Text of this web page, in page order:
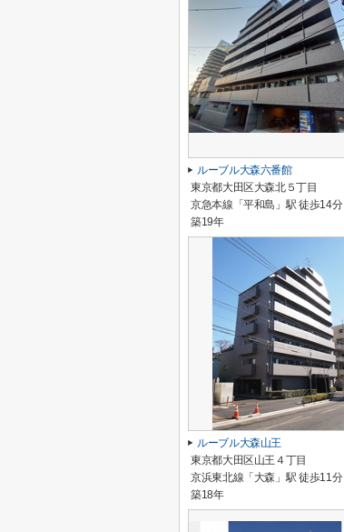
ルーブル大森六番館
東京都大田区大森北５丁目
京急本線「平和島」駅 徒歩14分
築19年
ルーブル大森山王
東京都大田区山王４丁目
京浜東北線「大森」駅 徒歩11分
築18年